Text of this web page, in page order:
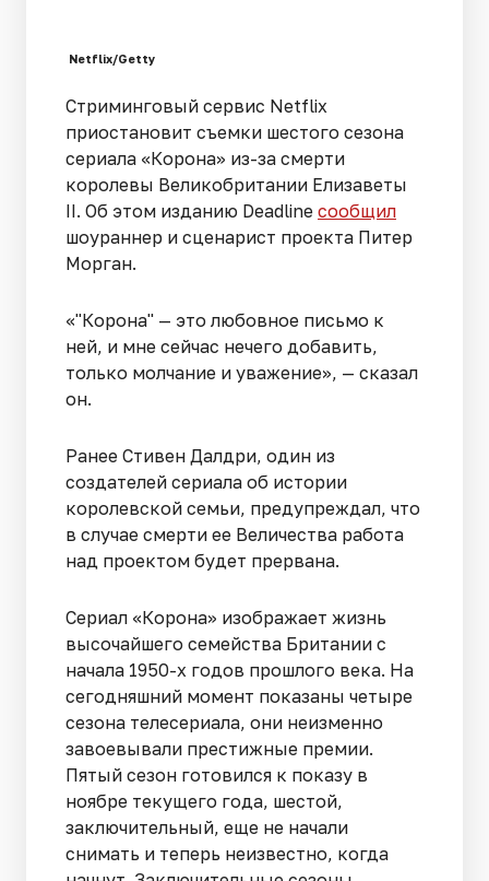
Netflix/Getty
Стриминговый сервис Netflix
приостановит съемки шестого сезона
сериала «Корона» из-за смерти
королевы Великобритании Елизаветы
II. Об этом изданию Deadline сообщил
шоураннер и сценарист проекта Питер
Морган.
«"Корона" — это любовное письмо к
ней, и мне сейчас нечего добавить,
только молчание и уважение», — сказал
он.
Ранее Стивен Далдри, один из
создателей сериала об истории
королевской семьи, предупреждал, что
в случае смерти ее Величества работа
над проектом будет прервана.
Сериал «Корона» изображает жизнь
высочайшего семейства Британии с
начала 1950-х годов прошлого века. На
сегодняшний момент показаны четыре
сезона телесериала, они неизменно
завоевывали престижные премии.
Пятый сезон готовился к показу в
ноябре текущего года, шестой,
заключительный, еще не начали
снимать и теперь неизвестно, когда